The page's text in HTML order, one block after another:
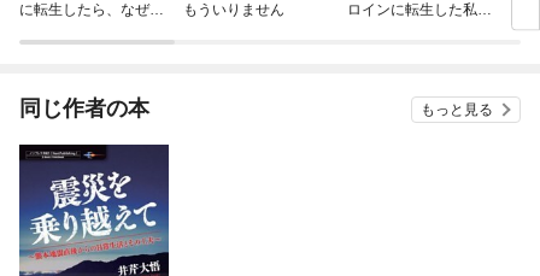
に転生したら、なぜか
もういりません
ロインに転生した私、
同じ作者の本 もっと見る